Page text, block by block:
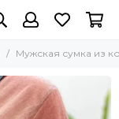
Мужская сумка из